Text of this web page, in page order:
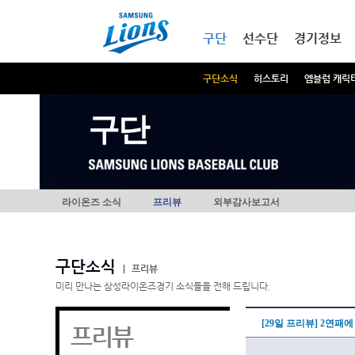
구단
구단소식 히스토리 엠블럼 캐릭
선수단 경기정보
구단
라이온즈 소식 프리뷰 외부감사보고서
구단소식
프리뷰
미리 만나는 삼성라이온즈경기 소식들을 전해 드립니다.
프리뷰 [29일 프리뷰] 2연패